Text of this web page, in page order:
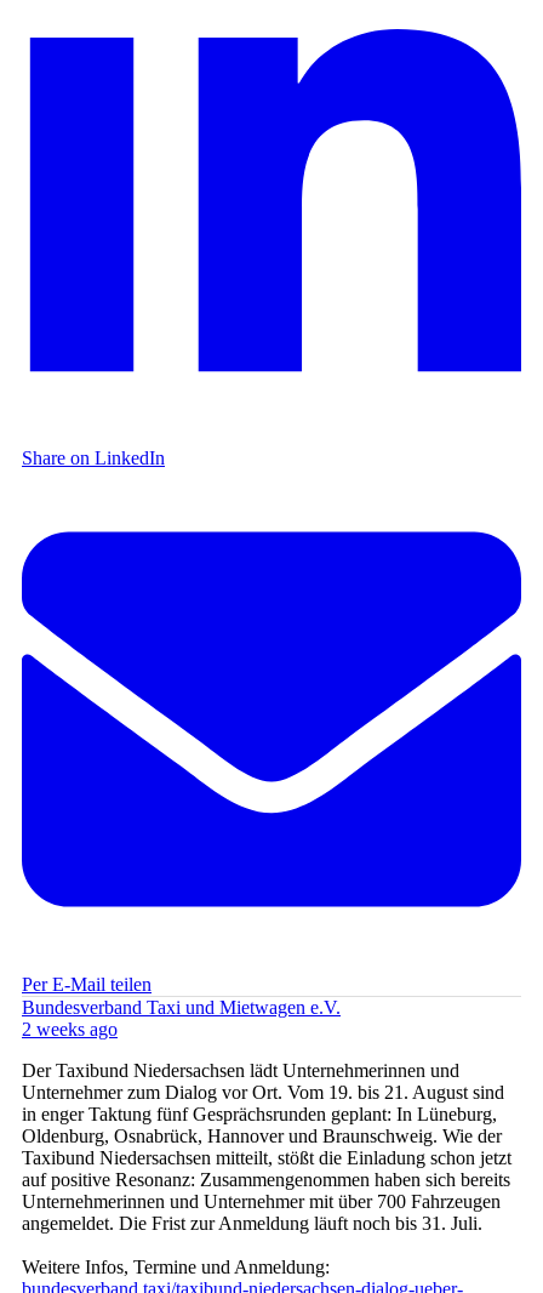
Share on LinkedIn
Per E-Mail teilen
Bundesverband Taxi und Mietwagen e.V.
2 weeks ago
Der Taxibund Niedersachsen lädt Unternehmerinnen und
Unternehmer zum Dialog vor Ort. Vom 19. bis 21. August sind
in enger Taktung fünf Gesprächsrunden geplant: In Lüneburg,
Oldenburg, Osnabrück, Hannover und Braunschweig. Wie der
Taxibund Niedersachsen mitteilt, stößt die Einladung schon jetzt
auf positive Resonanz: Zusammengenommen haben sich bereits
Unternehmerinnen und Unternehmer mit über 700 Fahrzeugen
angemeldet. Die Frist zur Anmeldung läuft noch bis 31. Juli.
Weitere Infos, Termine und Anmeldung: